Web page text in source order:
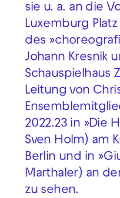
sie u. a. an die
Luxemburg
des
Johann Kresnik
Schauspielhaus
Leitung von
2022.23 in »Die
Sven Holm) am
Berlin und in
Marthaler) an
zu sehen.